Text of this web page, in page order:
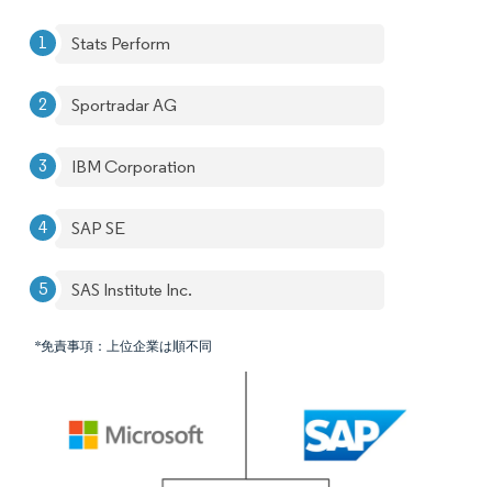
Stats Perform
Sportradar AG
IBM Corporation
SAP SE
SAS Institute Inc.
*免責事項：上位企業は順不同